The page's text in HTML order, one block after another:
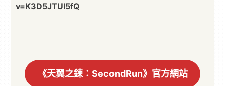
v=K3D5JTUI5fQ
《天翼之鍊：SecondRun》官方網站